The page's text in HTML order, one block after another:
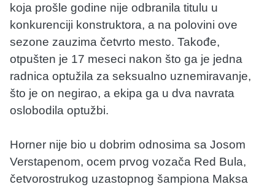
koja prošle godine nije odbranila titulu u
konkurenciji konstruktora, a na polovini ove
sezone zauzima četvrto mesto. Takođe,
otpušten je 17 meseci nakon što ga je jedna
radnica optužila za seksualno uznemiravanje,
što je on negirao, a ekipa ga u dva navrata
oslobodila optužbi.
Horner nije bio u dobrim odnosima sa Josom
Verstapenom, ocem prvog vozača Red Bula,
četvorostrukog uzastopnog šampiona Maksa